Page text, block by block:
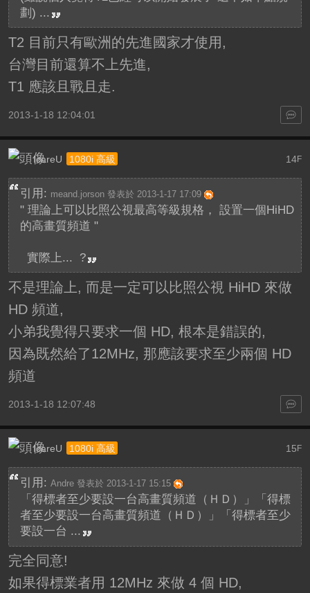
劃) ...
T2 目前只有歐洲的先進國家才使用,
台灣目前還算不上先進,
T1 應該且戰且走.
2013-1-18 12:04:01
14F
IcareU 1080i 高級
引用: meand.jorson 發表於 2013-1-17 17:09
" 理論上可以比照公視最高等級規格， 設置一個HiHD
的高畫質頻道 "
實際上... ?
不是理論上, 而是一定可以比照公視 HiHD 來做
HD 頻道,
小弟我覺得只要求一個 HD, 根本是錯誤的,
因為既然給了12MHz, 那應該要求至少兩個 HD
頻道
2013-1-18 12:07:48
15F
IcareU 1080i 高級
引用: Andre 發表於 2013-1-17 15:15
「得標者至少要設一台高畫質頻道（ＨＤ）」「得標
者至少要設一台高畫質頻道（ＨＤ）」「得標者至少
要設一台 ...
完全同意!
如果得標業者用 12MHz 來做 4 個 HD,